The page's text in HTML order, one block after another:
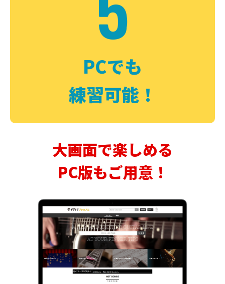
PCでも
練習可能！
大画面で楽しめる
PC版もご用意！